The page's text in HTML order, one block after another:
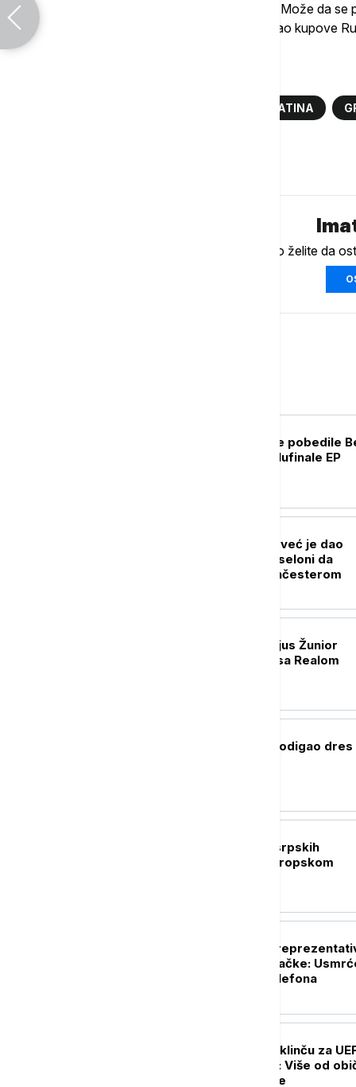
Lokomotive iz Moskve i Šababa Al-Ahlija. Može da
Superligi, Mađarskoj i Grčkoj, dok je osvajao kupove
AEK ATINA
Ukoliko želite da
Košarkašice Srbije pobedile
i plasirale se u polufinale EP
Rodri neće u Real već je dao
zeleno svetlo Barseloni da
pregovara sa Mančesterom
Kraj drame: Vinisijus Žunior
produžio ugovor sa Realom
Mohamed Salah podigao dres
Austrija bolja od srpskih
rukometaša na Evropskom
Afrički fudbalski
ubijen prilikom pljačke:
zbog mobilnog telefona
Partizan i Tobol u klinču za
Ligu konferencije: Više od
meča za crno-bele